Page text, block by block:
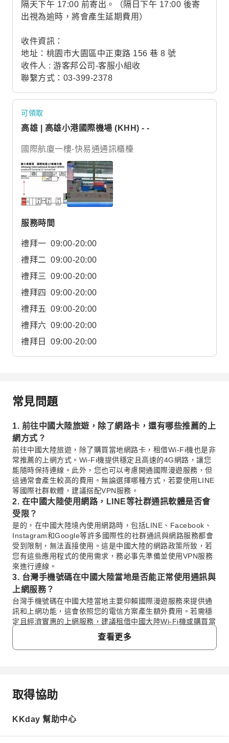
隔天下午 17:00 前寄出。（隔日下午 17:00 後寄
出視為逾時，將會產生延期費用）
收件資訊：
地址：桃園市大園區中正東路 156 巷 8 號
收件人 : 游客邦公司-客服小組收
聯繫方式：03-399-2378
可領取
高雄 | 高雄小港國際機場 (KHH) - -
國際航廈一樓-快易通通訊櫃檯
服務時間
禮拜一 09:00-20:00
禮拜二 09:00-20:00
禮拜三
09:00-20:00
禮拜四
09:00-20:00
禮拜五
09:00-20:00
禮拜六 09:00-20:00
禮拜日
09:00-20:00
常見問題
1. 前往中國大陸旅遊，除了網路卡，還有哪些推薦的上
網方式？
前往中國大陸旅遊，除了購買當地網路卡，租借Wi-Fi機也是非
常推薦的上網方式。Wi-Fi機提供穩定且高速的4G網路，讓您
能隨時保持連線。此外，您也可以考慮開通國際漫遊服務，但
這通常會產生較高的費用。無論選擇哪種方式，若要使用LINE
等國際社群軟體，建議搭配VPN服務。
2. 在中國大陸使用網路，LINE等社群通訊軟體是否會
受限？
是的，在中國大陸境內使用網路時，包括LINE、Facebook、
Instagram和Google等許多國際性的社群通訊與網路服務都會
受到限制，無法直接使用。這是中國大陸的網路政策所致，若
您有這些應用程式的使用需求，務必事先準備並使用VPN服務
來進行連線。
3. 台灣手機號碼在中國大陸當地是否能正常使用通訊與
上網服務？
台灣手機號碼在中國大陸當地主要仰賴國際漫遊服務來提供通
訊和上網功能，這會依照您的電信方案產生額外費用。若需穩
定且經濟實惠的上網服務，建議租借中國大陸Wi-Fi機或購買當
地網路卡，因為直接使用台灣門號漫遊上網可能會遇到防火牆
4. 在中國大陸租借Wi-Fi機上網有哪些優勢，適合哪些
網路連線，機體輕巧易攜，最多可供3至5人同時連線，適合家
庭或團體出遊共享。它省去了更換手機SIM卡的麻煩，且設備
您輕鬆規劃行程與分享即時動態。
查看更多
常見問題
1. 前往中國大陸旅遊，除了網路卡，還有哪些推薦
取得協助
KKday 幫助中心